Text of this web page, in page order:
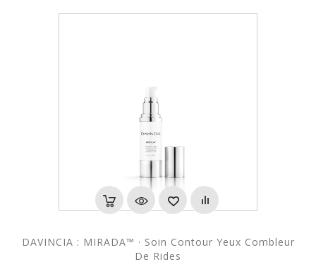
DAVINCIA : MIRADA™ · Soin Contour Yeux Combleur
De Rides